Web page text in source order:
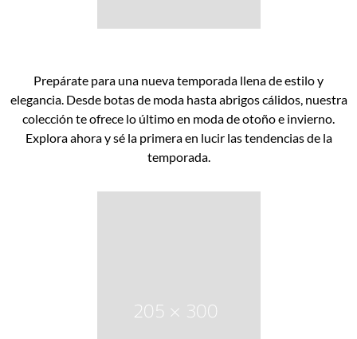
Prepárate para una nueva temporada llena de estilo y
elegancia. Desde botas de moda hasta abrigos cálidos, nuestra
colección te ofrece lo último en moda de otoño e invierno.
Explora ahora y sé la primera en lucir las tendencias de la
temporada.